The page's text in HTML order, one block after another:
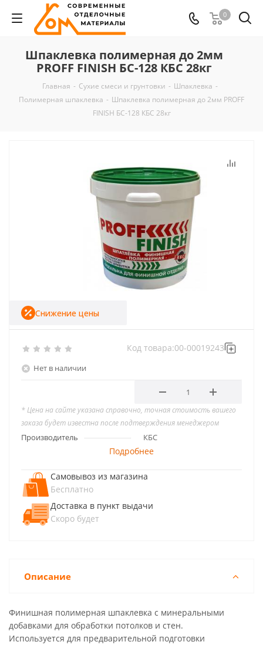
0
Шпаклевка полимерная до 2мм
PROFF FINISH БС-128 КБС 28кг
Главная - Сухие смеси и грунтовки - Шпаклевка -
Полимерная шпаклевка - Шпаклевка полимерная до 2мм PROFF
FINISH БС-128 КБС 28кг
Нет в наличии
Код товара:00-00019243
Снижение цены
* Цена на сайте указана справочно, точная стоимость вашего
заказа будет известна после подтверждения менеджером
Производитель КБС
Подробнее
Самовывоз из магазина
Бесплатно
Доставка в пункт выдачи
Скоро будет
Описание
Финишная полимерная шпаклевка с минеральными
добавками для обработки потолков и стен.
Используется для предварительной подготовки